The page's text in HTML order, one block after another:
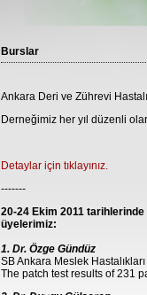
Burslar
Ankara Deri ve Zührevi
Derneğimiz her yıl düzenli
Detaylar için tıklayınız.
-------
20-24 Ekim 2011 tarihlerinde
üyelerimiz:
1. Dr. Özge Gündüz
SB Ankara Meslek
The patch test results of 231